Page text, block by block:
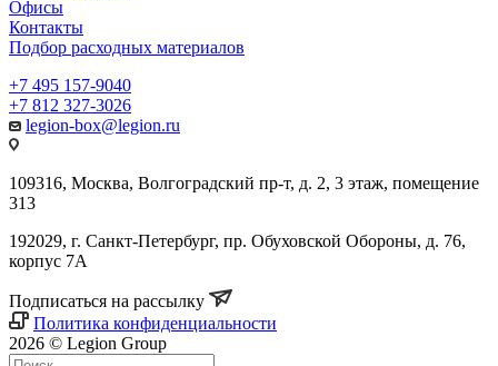
Офисы
Контакты
Подбор расходных материалов
+7 495 157-9040
+7 812 327-3026
legion-box@legion.ru
109316, Москва, Волгоградский пр-т, д. 2, 3 этаж, помещение
313
192029, г. Санкт-Петербург, пр. Обуховской Обороны, д. 76,
корпус 7А
Подписаться на рассылку
Политика конфиденциальности
2026 © Legion Group